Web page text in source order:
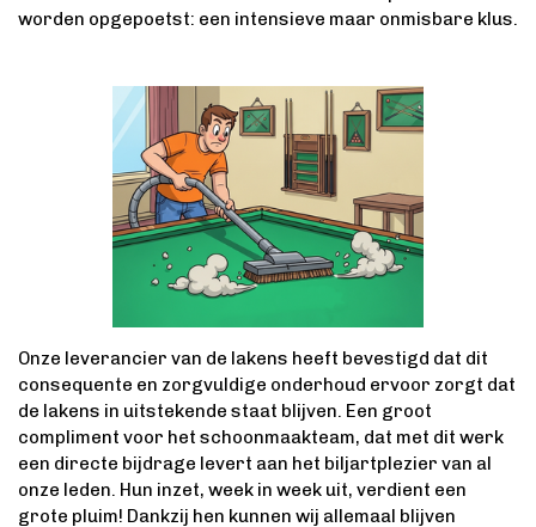
worden opgepoetst: een intensieve maar onmisbare klus.
Onze leverancier van de lakens heeft bevestigd dat dit
consequente en zorgvuldige onderhoud ervoor zorgt dat
de lakens in uitstekende staat blijven. Een groot
compliment voor het schoonmaakteam, dat met dit werk
een directe bijdrage levert aan het biljartplezier van al
onze leden. Hun inzet, week in week uit, verdient een
grote pluim! Dankzij hen kunnen wij allemaal blijven